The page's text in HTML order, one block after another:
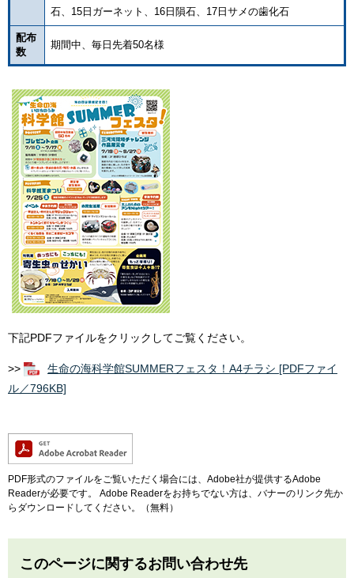
石、15日ガーネット、16日隕石、17日サメの歯化石
配布
数
期間中、毎日先着50名様
下記PDFファイルをクリックしてご覧ください。
>>
生命の海科学館SUMMERフェスタ！A4チラシ [PDFファイ
ル／796KB]
PDF形式のファイルをご覧いただく場合には、Adobe社が提供するAdobe
Readerが必要です。
Adobe Readerをお持ちでない方は、バナーのリンク先か
らダウンロードしてください。（無料）
このページに関するお問い合わせ先